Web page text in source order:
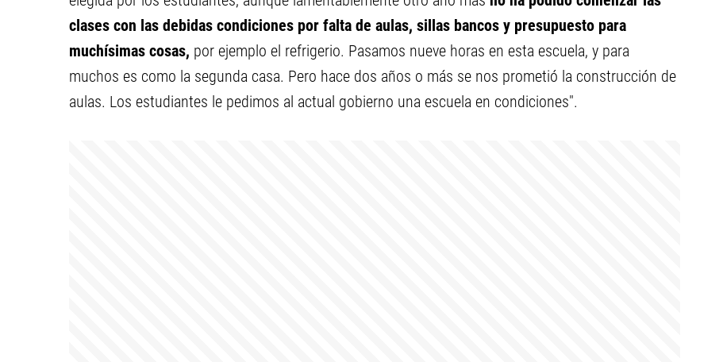
clases con las debidas condiciones por falta de aulas, sillas bancos y presupuesto para
muchísimas cosas, por ejemplo el refrigerio. Pasamos nueve horas en esta escuela, y para
muchos es como la segunda casa. Pero hace dos años o más se nos prometió la construcción de
aulas. Los estudiantes le pedimos al actual gobierno una escuela en condiciones".